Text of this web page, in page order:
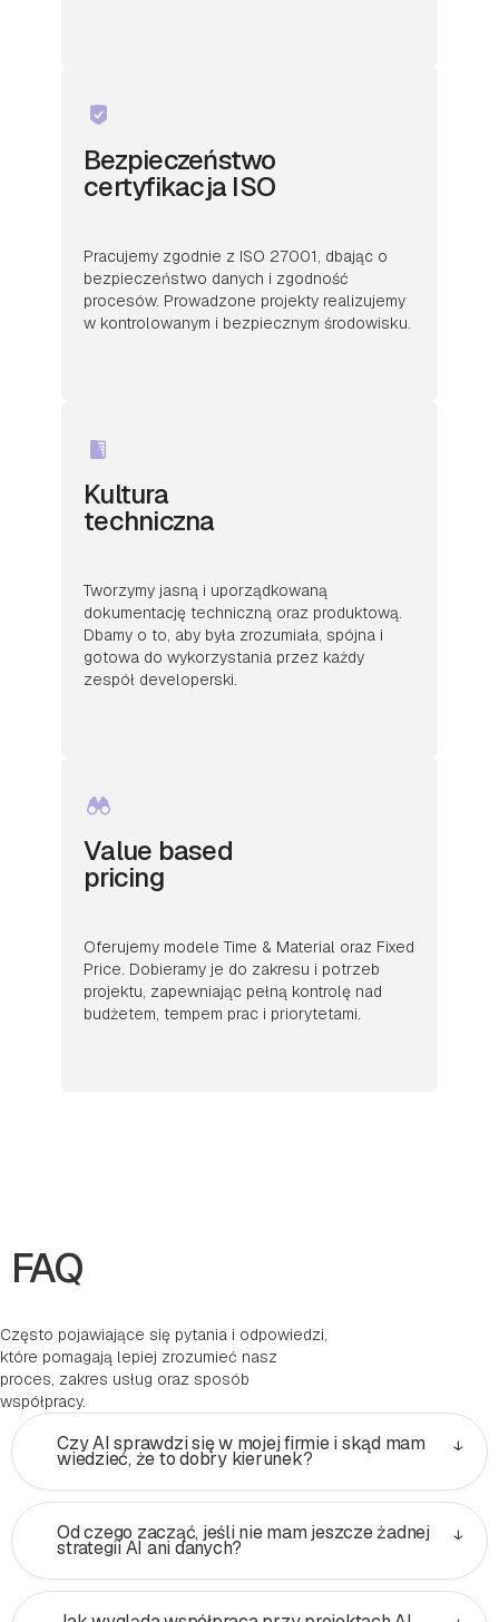
Bezpieczeństwo
certyfikacja ISO
Pracujemy zgodnie z ISO 27001, dbając o
bezpieczeństwo danych i zgodność
procesów. Prowadzone projekty realizujemy
w kontrolowanym i bezpiecznym środowisku.
Kultura
techniczna
Tworzymy jasną i uporządkowaną
dokumentację techniczną oraz produktową.
Dbamy o to, aby była zrozumiała, spójna i
gotowa do wykorzystania przez każdy
zespół developerski.
Value based
pricing
Oferujemy modele Time & Material oraz Fixed
Price. Dobieramy je do zakresu i potrzeb
projektu, zapewniając pełną kontrolę nad
budżetem, tempem prac i priorytetami.
FAQ
Często pojawiające się pytania i odpowiedzi,
które pomagają lepiej zrozumieć nasz
proces, zakres usług oraz sposób
współpracy.
Czy AI sprawdzi się w mojej firmie i skąd mam
wiedzieć, że to dobry kierunek?
↓
AI ma sens wtedy, gdy rozwiązuje realny
problem biznesowy. Obniża koszty, zwiększa
poprawia jakość decyzji. Nie zaczynamy od
technologii. Zaczynamy od procesu i danych.
Od czego zacząć, jeśli nie mam jeszcze żadnej
strategii AI ani danych?
↓
Nie potrzebujesz gotowej strategii.